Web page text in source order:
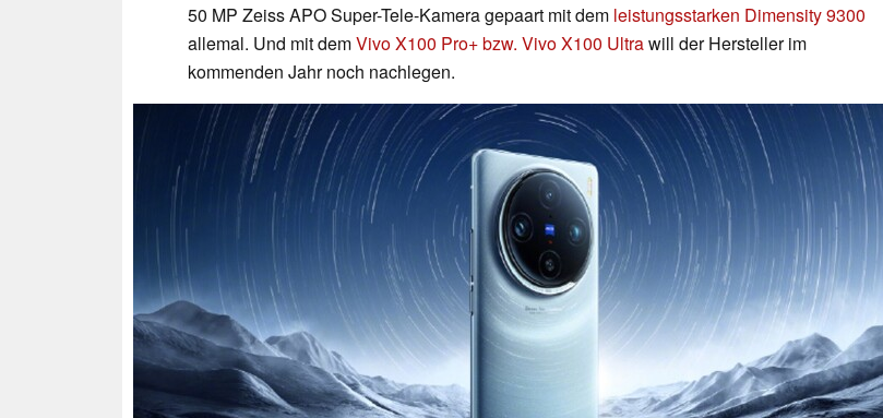
50 MP Zeiss APO Super-Tele-Kamera gepaart mit dem leistungsstarken Dimensity 9300
allemal. Und mit demVivo X100 Pro+ bzw. Vivo X100 Ultrawill der Hersteller im
kommenden Jahr noch nachlegen.